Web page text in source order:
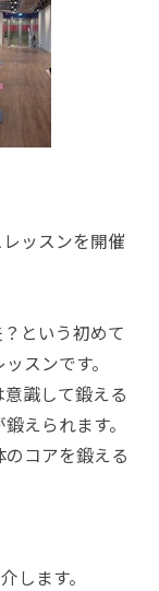
ッスンを開催
という初めて
スンです。
識して鍛える
えられます。
コアを鍛える
します。